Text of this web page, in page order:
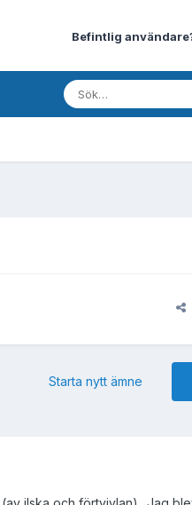
Befintlig
Starta nytt ämne